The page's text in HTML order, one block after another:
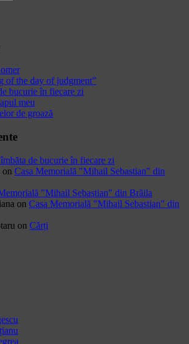
of the day of judgment”
bucurie în fiecare zi
meu
de groază
de bucurie în fiecare zi
on Casa Memorială "Mihail Sebastian" din
"Mihail Sebastian" din Brăila
on Casa Memorială "Mihail Sebastian" din
on Cărți